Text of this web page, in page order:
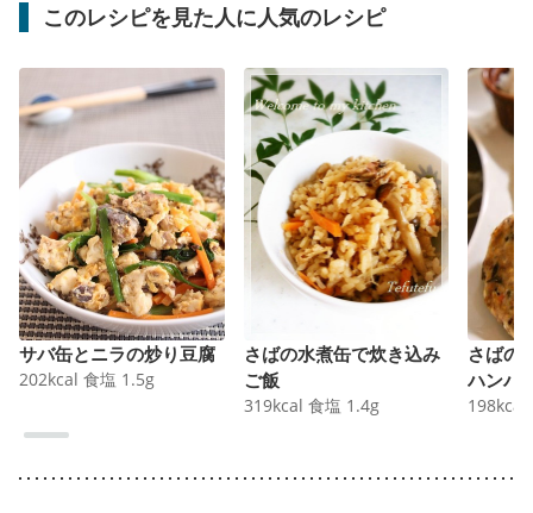
このレシピを見た人に人気のレシピ
サバ缶とニラの炒り豆腐
202kcal 食塩 1.5g
さばの水煮缶で炊き込み
ご飯
319kcal 食塩 1.4g
さばの
ハンバ
198kcal